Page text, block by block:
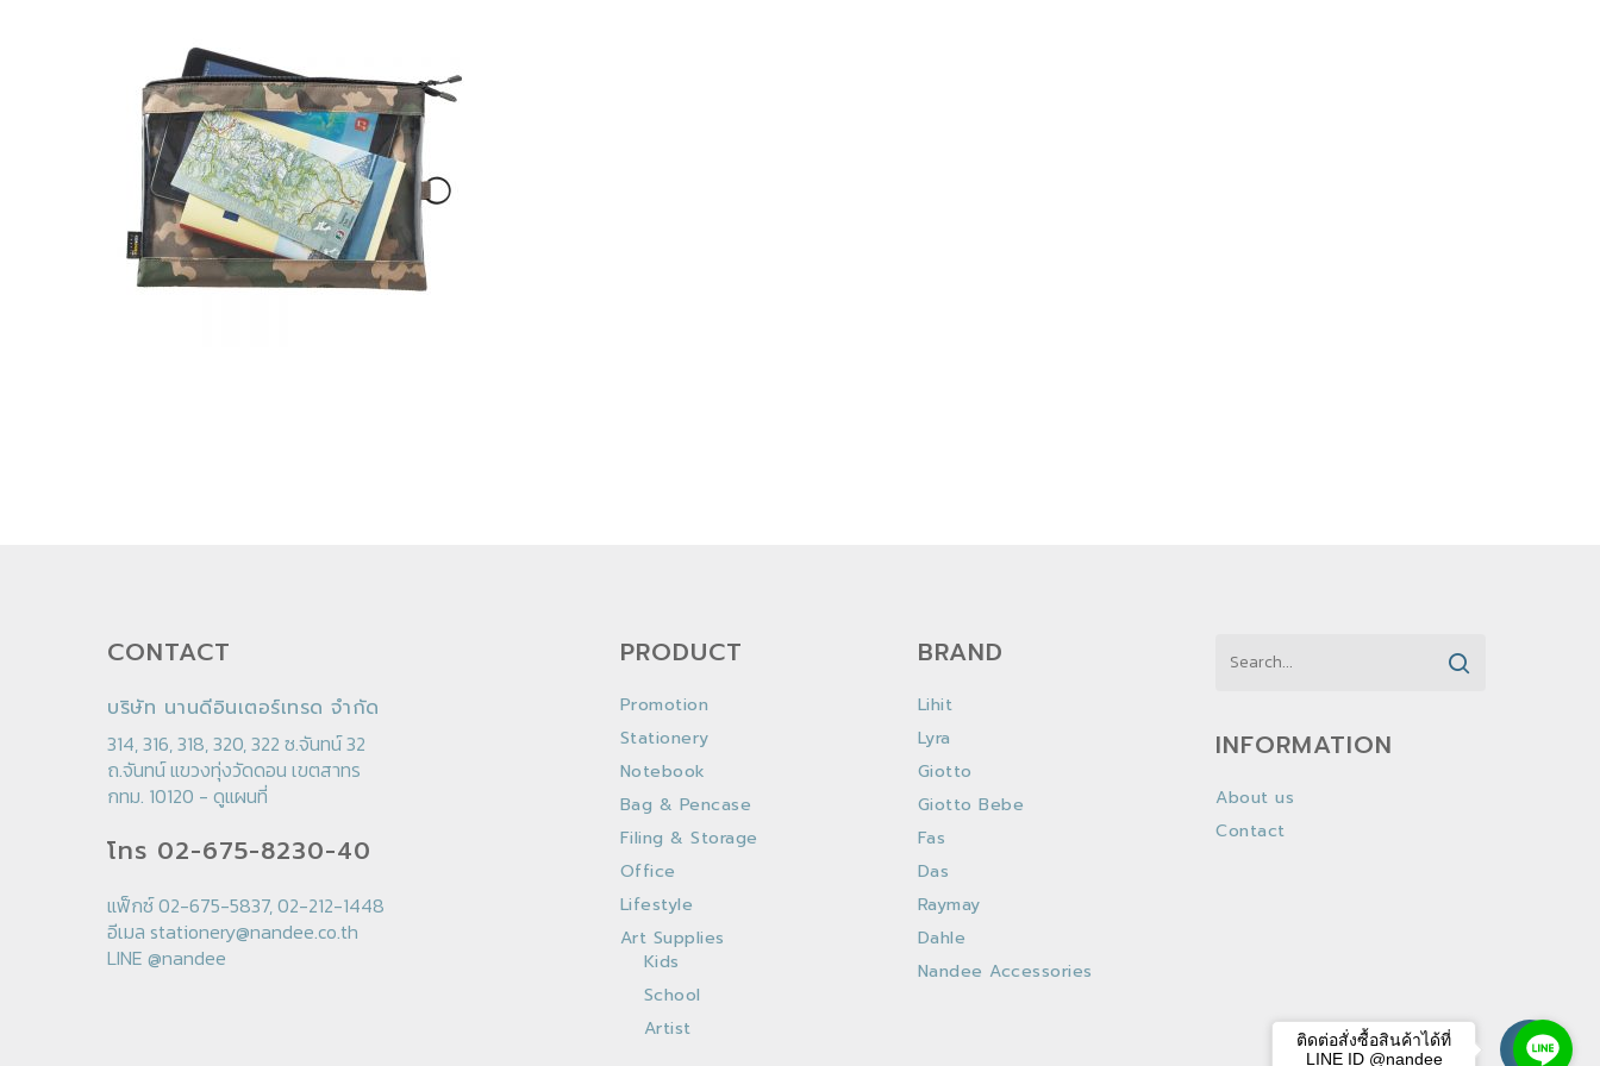
CONTACT
บริษัท นานดีอินเตอร์เทรด จำกัด
314, 316, 318, 320, 322 ซ.จันทน์ 32
ถ.จันทน์ แขวงทุ่งวัดดอน เขตสาทร
กทม. 10120 - ดูแผนที่
โทร 02-675-8230-40
แฟ็กซ์ 02-675-5837, 02-212-1448
อีเมล stationery@nandee.co.th
LINE @nandee
PRODUCT
Promotion
Stationery
Notebook
Bag & Pencase
Filing & Storage
Office
Lifestyle
Art Supplies
Kids
School
Artist
BRAND
Lihit
Lyra
Giotto
Giotto Bebe
Fas
Das
Raymay
Dahle
Nandee Accessories
INFORMATION
About us
Contact
ติดต่อสั่งซื้อสินค้าได้ที่
LINE ID @nandee